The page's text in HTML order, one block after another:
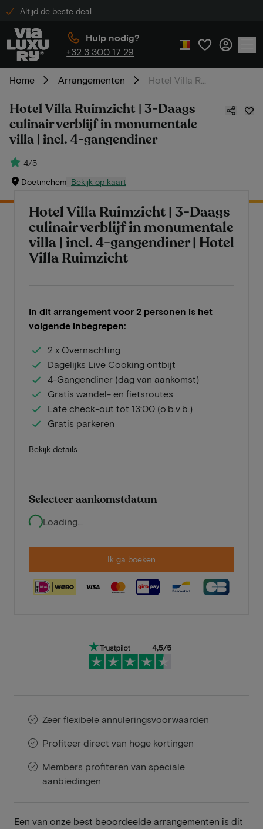
Altijd de beste deal
Hulp nodig?
+32 3 300 17 29
Home Arrangementen
Hotel Villa Ruimzicht | 3-Daags
culinair verblijf in monumentale
villa | incl. 4-gangendiner
4/5
Doetinchem Bekijk op kaart
Hotel Villa Ruimzicht | 3-Daags
culinair verblijf in monumentale
villa | incl. 4-gangendiner | Hotel
Villa Ruimzicht
In dit arrangement voor 2 personen is het
volgende inbegrepen:
2 x Overnachting
Dagelijks Live Cooking ontbijt
4-Gangendiner (dag van aankomst)
Gratis wandel- en fietsroutes
Late check-out tot 13:00 (o.b.v.b.)
Gratis parkeren
Bekijk details
Selecteer aankomstdatum
Loading...
Ik ga boeken
Zeer flexibele annuleringsvoorwaarden
Profiteer direct van hoge kortingen
Members profiteren van speciale
aanbiedingen
Een van onze best beoordeelde arrangementen is dit